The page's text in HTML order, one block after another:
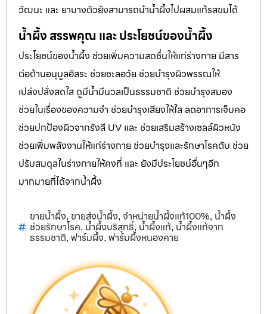
วัฒนะ และ ยาบางตัวยังสามารถนำน้ำผึ้งไปผสมแก้รสขมได้
น้ำผึ้ง สรรพคุณ และ ประโยชน์ของน้ำผึ้ง
ประโยชน์ของน้ำผึ้ง ช่วยเพิ่มความสดชื่นให้แก่ร่างกาย มีสาร
ต่อต้านอนุมูลอิสระ ช่วยชะลอวัย ช่วยบำรุงผิวพรรณให้
เปล่งปลั่งสดใส ดูมีน้ำมีนวลเป็นธรรมชาติ ช่วยบำรุงสมอง
ช่วยในเรื่องของความจำ ช่วยบำรุงเสียงให้ใส ลดอาการเจ็บคอ
ช่วยปกป้องผิวจากรังสี UV และ ช่วยเสริมสร้างเซลล์ผิวหนัง
ช่วยเพิ่มพลังงานให้แก่ร่างกาย ช่วยบำรุงและรักษาโรคตับ ช่วย
ปรับสมดุลในร่างกายให้คงที่ และ ยังมีประโยชน์อื่นๆอีก
มากมายที่ได้จากน้ำผึ้ง
ขายน้ำผึ้ง, ขายส่งน้ำผึ้ง, จำหน่ายน้ำผึ้งแท้100%, น้ำผึ้ง
ช่วยรักษาโรค, น้ำผึ้งบริสุทธิ์, น้ำผึ้งแท้, น้ำผึ้งแท้จาก
ธรรมชาติ, ฟาร์มผึ้ง, ฟาร์มผึ้งหนองคาย